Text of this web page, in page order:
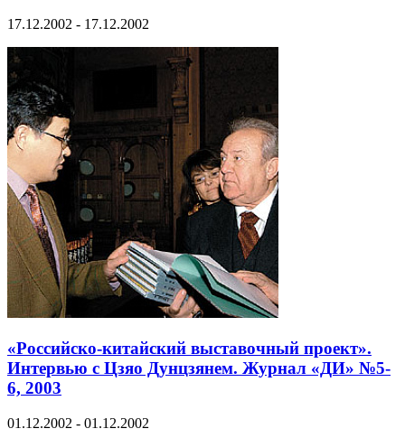
17.12.2002 - 17.12.2002
«Российско-китайский выставочный проект».
Интервью с Цзяо Дунцзянем. Журнал «ДИ» №5-
6, 2003
01.12.2002 - 01.12.2002